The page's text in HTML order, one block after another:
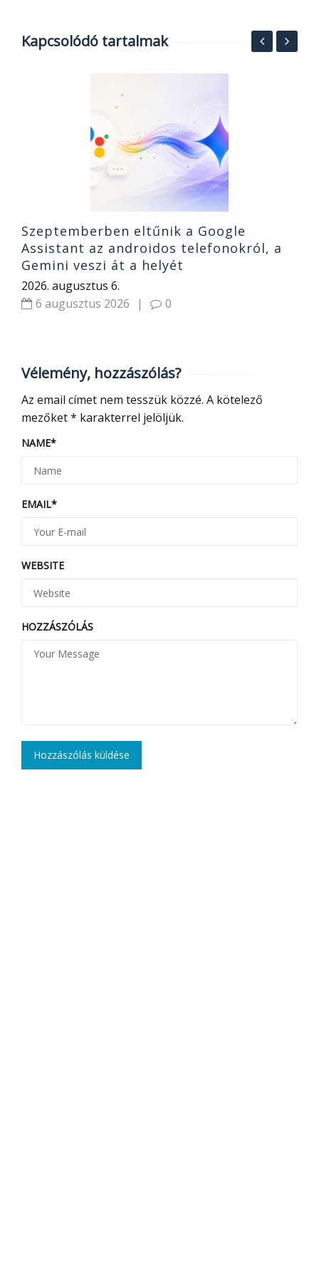
Kapcsolódó tartalmak
Szeptemberben eltűnik a Google
Assistant az androidos telefonokról, a
Gemini veszi át a helyét
2026. augusztus 6.
6 augusztus 2026
| 0
Vélemény, hozzászólás?
Az email címet nem tesszük közzé. A kötelező
mezőket* karakterrel jelöljük.
NAME*
EMAIL*
WEBSITE
HOZZÁSZÓLÁS